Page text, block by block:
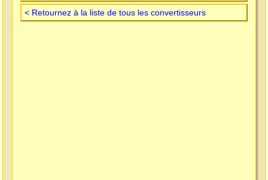
< Retournez à la liste de tous les convertisseurs